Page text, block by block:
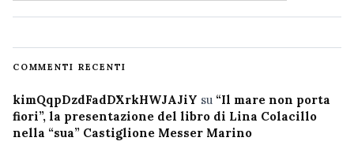
COMMENTI RECENTI
kimQqpDzdFadDXrkHWJAJiY su “Il mare non porta
fiori”, la presentazione del libro di Lina Colacillo
nella “sua” Castiglione Messer Marino